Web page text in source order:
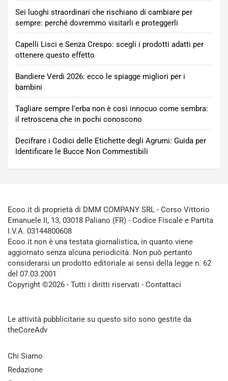
Sei luoghi straordinari che rischiano di cambiare per
sempre: perché dovremmo visitarli e proteggerli
Capelli Lisci e Senza Crespo: scegli i prodotti adatti per
ottenere questo effetto
Bandiere Verdi 2026: ecco le spiagge migliori per i
bambini
Tagliare sempre l’erba non è così innocuo come sembra:
il retroscena che in pochi conoscono
Decifrare i Codici delle Etichette degli Agrumi: Guida per
Identificare le Bucce Non Commestibili
Ecoo.it di proprietà di DMM COMPANY SRL - Corso Vittorio
Emanuele II, 13, 03018 Paliano (FR) - Codice Fiscale e Partita
I.V.A. 03144800608
Ecoo.it non è una testata giornalistica, in quanto viene
aggiornato senza alcuna periodicità. Non può pertanto
considerarsi un prodotto editoriale ai sensi della legge n. 62
del 07.03.2001
Copyright ©2026 - Tutti i diritti riservati - Contattaci
Le attività pubblicitarie su questo sito sono gestite da
theCoreAdv
Chi Siamo
Redazione